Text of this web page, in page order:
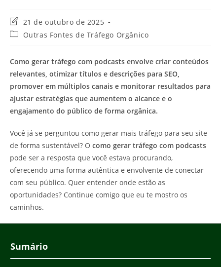
Última
modificação
21 de outubro de 2025
Categoria
Outras Fontes de Tráfego Orgânico
Como gerar tráfego com podcasts envolve criar conteúdos
relevantes, otimizar títulos e descrições para SEO,
promover em múltiplos canais e monitorar resultados para
ajustar estratégias que aumentem o alcance e o
engajamento do público de forma orgânica.
Você já se perguntou como gerar mais tráfego para seu site
de forma sustentável? O como gerar tráfego com podcasts
pode ser a resposta que você estava procurando,
oferecendo uma forma autêntica e envolvente de conectar
com seu público. Quer entender onde estão as
oportunidades? Continue comigo que eu te mostro os
caminhos.
Sumário